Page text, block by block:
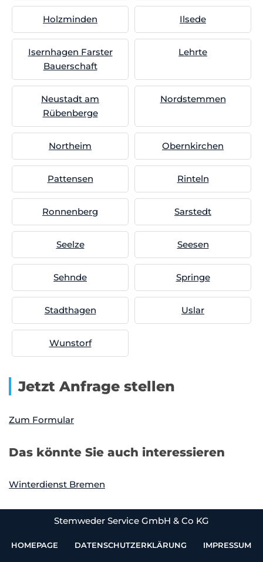
Holzminden Ilsede
Isernhagen Farster
Bauerschaft
Lehrte
Neustadt am
Rübenberge
Nordstemmen
Northeim Obernkirchen
Pattensen Rinteln
Ronnenberg Sarstedt
Seelze Seesen
Sehnde Springe
Stadthagen Uslar
Wunstorf
Jetzt Anfrage stellen
Zum Formular
Das könnte Sie auch interessieren
Winterdienst Bremen
Stemweder Service GmbH & Co KG
HOMEPAGE DATENSCHUTZERKLÄRUNG IMPRESSUM